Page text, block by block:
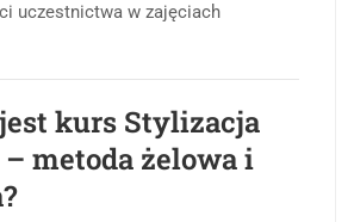
uczestnictwa w zajęciach
kurs Stylizacja
metoda żelowa i